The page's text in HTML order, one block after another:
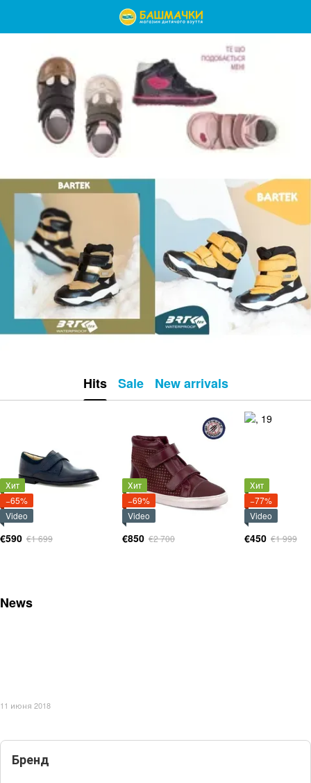
Hits Sale New arrivals
Хит
−65%
Video
€590 €1 699
Хит
−69%
Video
€850 €2 700
Хит
−77%
Video
€450 €1 999
News
11 июня 2018
Бренд